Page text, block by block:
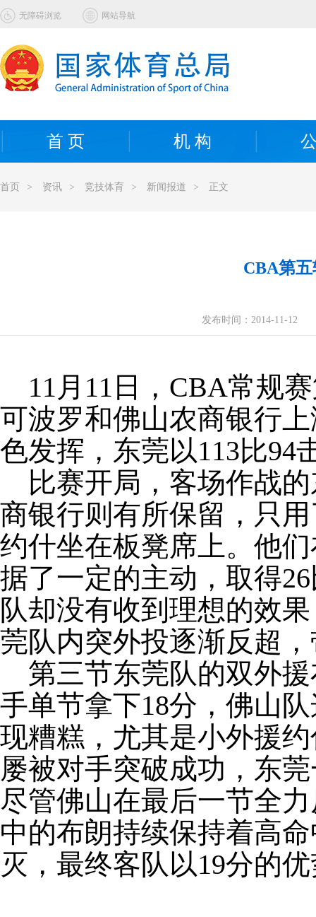
无障碍浏览 网站导航
首 页 机 构
首页 > 资讯 > 竞技体育 > 新闻报道 > 正文
CBA第
发布时间： 2014-11-12
11月11日，CBA常规
可波罗和佛山农商银行
色发挥，东莞以113比94
比赛开局，客场作战的
商银行则有所保留，只
约什坐在板凳席上。他
据了一定的主动，取得
队却没有收到理想的效
莞队内突外投逐渐反超
第三节东莞队的双外援
手单节拿下18分，佛山
现糟糕，尤其是小外援
屡被对手突破成功，东
尽管佛山在最后一节全
中的布朗持续保持着高
灭，最终客队以19分的